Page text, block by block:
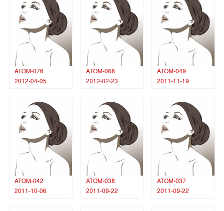
ATOM-076
2012-04-05
ATOM-068
2012-02-23
ATOM-049
2011-11-19
ATOM-042
2011-10-06
ATOM-038
2011-09-22
ATOM-037
2011-09-22